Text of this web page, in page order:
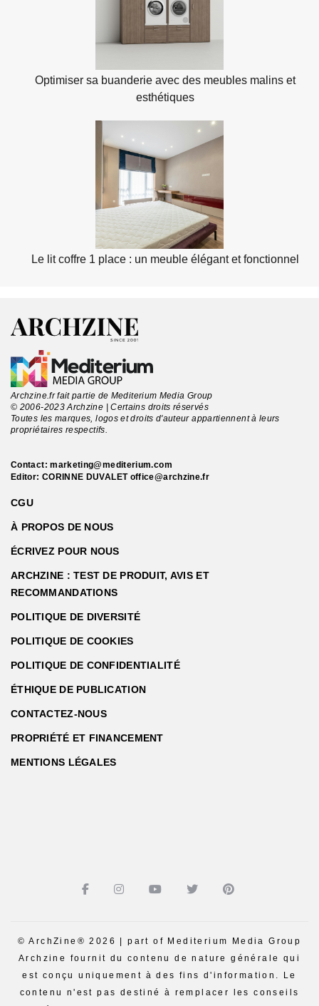
Optimiser sa buanderie avec des meubles malins et
esthétiques
Le lit coffre 1 place : un meuble élégant et fonctionnel
Archzine.fr fait partie de Mediterium Media Group
© 2006-2023 Archzine | Certains droits réservés
Toutes les marques, logos et droits d'auteur appartiennent à leurs
propriétaires respectifs.
Contact:marketing@mediterium.com
Editor: CORINNE DUVALET office@archzine.fr
CGU
À PROPOS DE NOUS
ÉCRIVEZ POUR NOUS
ARCHZINE : TEST DE PRODUIT, AVIS ET
RECOMMANDATIONS
POLITIQUE DE DIVERSITÉ
POLITIQUE DE COOKIES
POLITIQUE DE CONFIDENTIALITÉ
ÉTHIQUE DE PUBLICATION
CONTACTEZ-NOUS
PROPRIÉTÉ ET FINANCEMENT
MENTIONS LÉGALES
© ArchZine® 2026 | part of Mediterium Media Group
Archzine fournit du contenu de nature générale qui
est conçu uniquement à des fins d'information. Le
contenu n'est pas destiné à remplacer les conseils